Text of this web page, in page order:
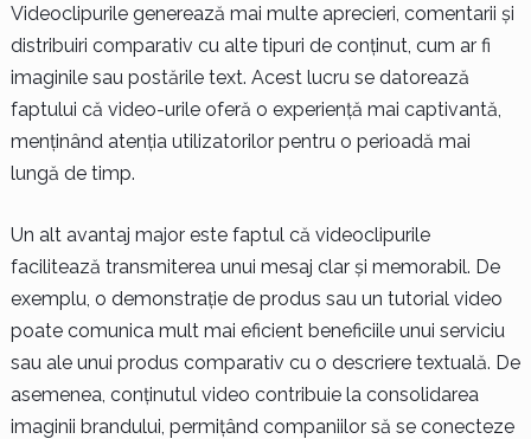
Videoclipurile generează mai multe aprecieri, comentarii și
distribuiri comparativ cu alte tipuri de conținut, cum ar fi
imaginile sau postările text. Acest lucru se datorează
faptului că video-urile oferă o experiență mai captivantă,
menținând atenția utilizatorilor pentru o perioadă mai
lungă de timp.
Un alt avantaj major este faptul că videoclipurile
facilitează transmiterea unui mesaj clar și memorabil. De
exemplu, o demonstrație de produs sau un tutorial video
poate comunica mult mai eficient beneficiile unui serviciu
sau ale unui produs comparativ cu o descriere textuală. De
asemenea, conținutul video contribuie la consolidarea
imaginii brandului, permițând companiilor să se conecteze